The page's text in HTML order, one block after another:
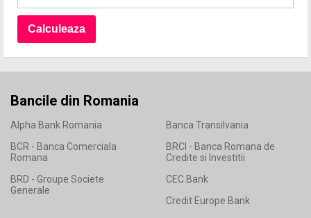
Bancile din Romania
Alpha Bank Romania
Banca Transilvania
BCR - Banca Comerciala
Romana
BRCI - Banca Romana de
Credite si Investitii
BRD - Groupe Societe
Generale
CEC Bank
Credit Europe Bank